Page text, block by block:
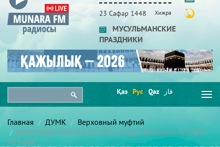
23 Сафар 1448 Хижра
МУСУЛЬМАНСКИЕ
ПРАЗДНИКИ
Қаз Рус Qaz قاز
Главная ДУМК Верховный муфтий
ВЕРХОВНЫЙ МУФТИЙ ВРУЧИЛ САГАДАТ АКСАКАЛУ ПУТЕВКУ
НА ХАДЖ